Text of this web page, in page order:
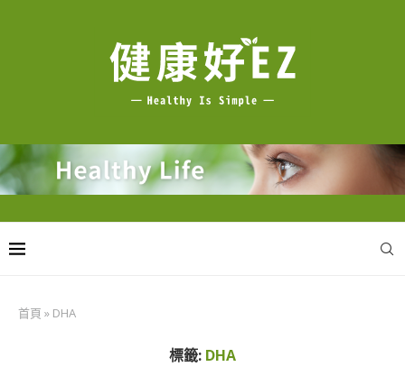
首頁 » DHA
標籤: DHA